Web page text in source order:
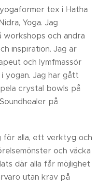
tex i Hatha
Yoga. Jag
och andra
inspiration. Jag är
och lymfmassör
yogan. Jag har gått
crystal bowls på
på
för alla, ett verktyg och
och väcka
där alla får möjlighet
utan krav på